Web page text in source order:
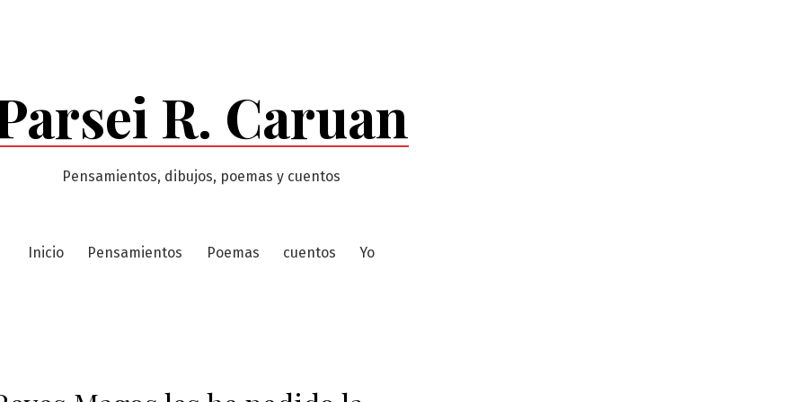
R. Caruan
Pensamientos, dibujos, poemas y cuentos
Inicio Pensamientos Poemas cuentos Yo